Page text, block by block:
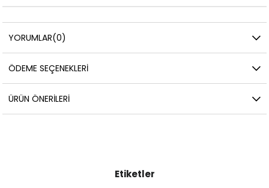
YORUMLAR(0)
ÖDEME SEÇENEKLERI
ÜRÜN ÖNERILERI
Etiketler